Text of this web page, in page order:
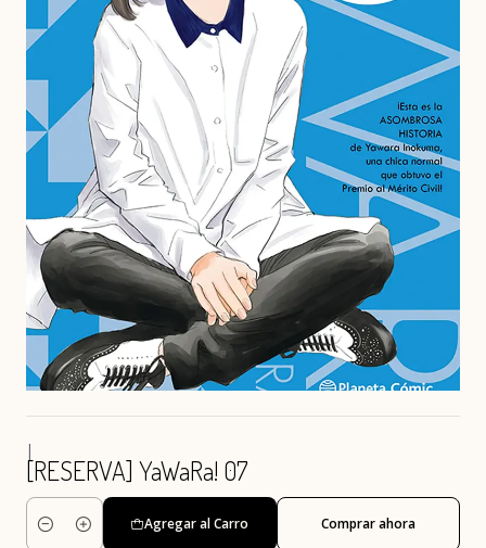
|
[RESERVA] YaWaRa! 07
Cantidad
Agregar al Carro Comprar ahora